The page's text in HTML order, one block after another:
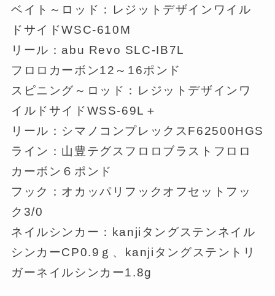
ベイト～ロッド：レジットデザインワイル
ドサイドWSC-610M
リール：abu Revo SLC-IB7L
フロロカーボン12～16ポンド
スピニング～ロッド：レジットデザインワ
イルドサイドWSS-69L＋
リール：シマノコンプレックスF62500HGS
ライン：山豊テグスフロロブラストフロロ
カーボン６ポンド
フック：オカッパリフックオフセットフッ
ク3/0
ネイルシンカー：kanjiタングステンネイル
シンカーCP0.9ｇ、kanjiタングステントリ
ガーネイルシンカー1.8g